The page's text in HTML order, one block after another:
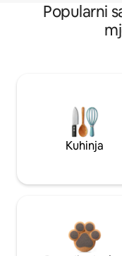
Popularni
Kuhinja